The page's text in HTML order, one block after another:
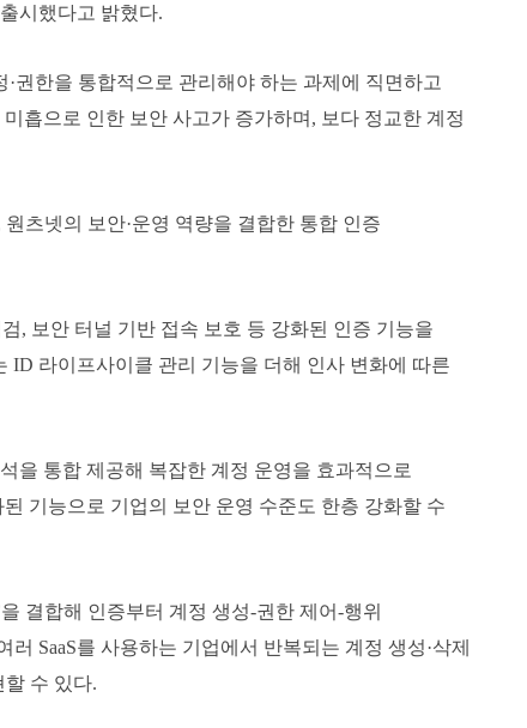
시했다고 밝혔다.
권한을 통합적으로 관리해야 하는 과제에 직면하고
흡으로 인한 보안 사고가 증가하며, 보다 정교한 계정
츠넷의 보안·운영 역량을 결합한 통합 인증
, 보안 터널 기반 접속 보호 등 강화된 인증 기능을
ID 라이프사이클 관리 기능을 더해 인사 변화에 따른
을 통합 제공해 복잡한 계정 운영을 효과적으로
기능으로 기업의 보안 운영 수준도 한층 강화할 수
결합해 인증부터 계정 생성-권한 제어-행위
SaaS를 사용하는 기업에서 반복되는 계정 생성·삭제
수 있다.